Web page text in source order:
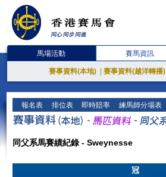
馬場活動 賽馬資訊
賽事資料(本地) 賽事資料(越洋轉播)
報名表 排位表 即時賠率 練馬師分場表
同父系馬賽績紀錄 - Sweynesse
冠